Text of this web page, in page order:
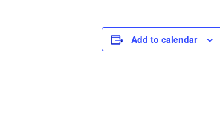
Add to calendar